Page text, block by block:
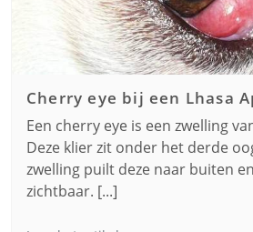
Cherry eye bij een Lhasa
Een cherry eye is een zwelling
Deze klier zit onder het derde
zwelling puilt deze naar buiten
zichtbaar. [...]